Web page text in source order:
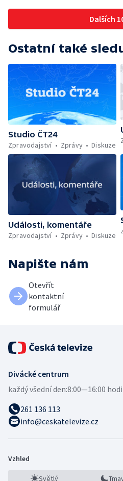
Dalších
Ostatní také
Studio ČT24
Zpravodajství
Zprávy Diskuze
Události, komentáře
Zpravodajství
Zprávy Diskuze
Napište nám
Otevřít
kontaktní
formulář
Divácké centrum
každý všední den:8:00—16:00
261 136 113
info@ceskatelevize.cz
Vzhled
Světlý